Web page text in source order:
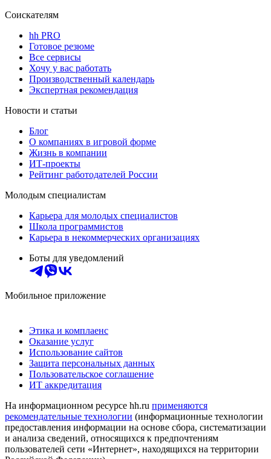
Соискателям
hh PRO
Готовое резюме
Все сервисы
Хочу у вас работать
Производственный календарь
Экспертная рекомендация
Новости и статьи
Блог
О компаниях в игровой форме
Жизнь в компании
ИТ-проекты
Рейтинг работодателей России
Молодым специалистам
Карьера для молодых специалистов
Школа программистов
Карьера в некоммерческих организациях
Боты для уведомлений
Мобильное приложение
Этика и комплаенс
Оказание услуг
Использование сайтов
Защита персональных данных
Пользовательское соглашение
ИТ аккредитация
На информационном ресурсе hh.ru применяются
рекомендательные технологии (информационные технологии
предоставления информации на основе сбора, систематизации
и анализа сведений, относящихся к предпочтениям
пользователей сети «Интернет», находящихся на территории